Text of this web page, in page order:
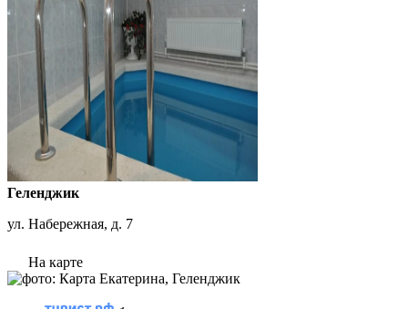
Геленджик
ул. Набережная, д. 7
На карте